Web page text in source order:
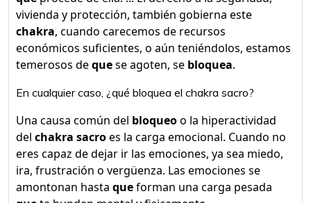
vivienda y protección, también gobierna este
chakra, cuando carecemos de recursos
económicos suficientes, o aún teniéndolos, estamos
temerosos dequese agoten, se bloquea.
En cualquier caso, ¿qué bloquea el chakra sacro?
Una causa común del bloqueoo la hiperactividad
del chakra sacroes la carga emocional. Cuando no
eres capaz de dejar ir las emociones, ya sea miedo,
ira, frustración o vergüenza. Las emociones se
amontonan hasta queforman una carga pesada